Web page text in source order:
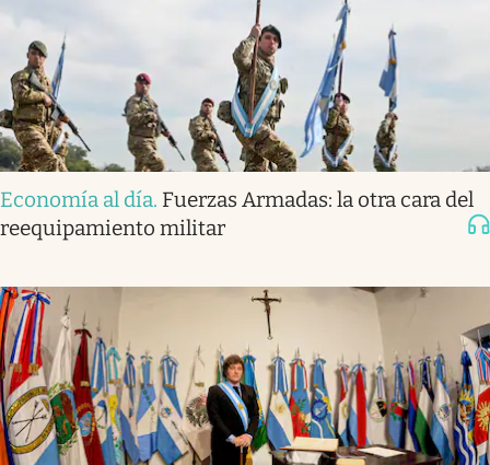
Economía al día. Fuerzas Armadas: la otra cara del
reequipamiento militar